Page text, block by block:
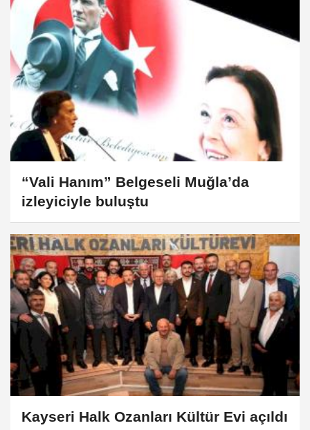
“Vali Hanım” Belgeseli Muğla’da
izleyiciyle buluştu
Kayseri Halk Ozanları Kültür Evi açıldı